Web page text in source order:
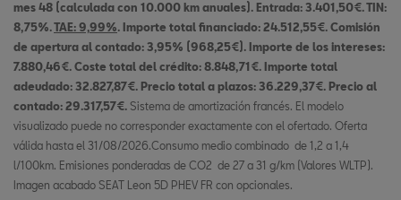
mes 48 (calculada con 10.000 km anuales). Entrada: 3.401,50€. TIN:
8,75%.TAE: 9,99%. Importe total financiado: 24.512,55€. Comisión
de apertura al contado: 3,95% (968,25€). Importe de los intereses:
7.880,46€. Coste total del crédito: 8.848,71€. Importe total
adeudado: 32.827,87€. Precio total a plazos: 36.229,37€. Precio al
contado: 29.317,57€. Sistema de amortización francés. El modelo
visualizado puede no corresponder exactamente con el ofertado. Oferta
válida hasta el 31/08/2026.Consumo medio combinado de 1,2 a 1,4
l/100km. Emisiones ponderadas de CO2 de 27 a 31 g/km (Valores WLTP).
Imagen acabado SEAT Leon 5D PHEV FR con opcionales.